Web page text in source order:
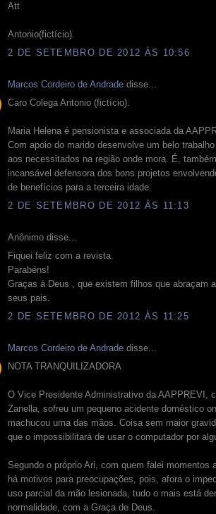
Att
Antonio(fictício).
2 DE SETEMBRO DE 2012 ÀS 10:56
Marcos Cordeiro de Andrade disse...
Caro Colega Antonio (fictício).
Maria Helena é pensionista e associada da
Com apoio do marido desenvolve um belo
aos necessitados na região onde mora. É,
incansável defensora dos bons projetos
de benefícios para a terceira idade.
2 DE SETEMBRO DE 2012 ÀS 11:13
Anônimo disse...
Fiquei feliz com a revista.
Parabéns!
Graças á Deus , que existem filhos que abraçam
seus pais.
2 DE SETEMBRO DE 2012 ÀS 11:25
Marcos Cordeiro de Andrade disse...
NOTA TRANQUILIZADORA
O Vice Presidente Administrativo da AAPPREVI,
Zanella, sofreu um pequeno acidente doméstico
machucou uma das mãos. Coisa sem maior
que o impossibilitará de usar o computador por
Segundo o próprio Ari, com quem falei momentos
há motivos para preocupações, pois, afora o
uso parcial da mão lesionada, tudo o mais está
normalidade, com a Graça de Deus.